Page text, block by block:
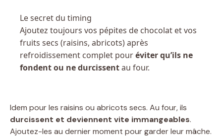
Le secret du timing
Ajoutez toujours vos pépites de chocolat et vos
fruits secs (raisins, abricots) après
refroidissement complet pouréviter qu’ils ne
fondent ou ne durcissentau four.
Idem pour les raisins ou abricots secs. Au four, ils
durcissent et deviennent vite immangeables.
Ajoutez-les au dernier moment pour garder leur mâche.